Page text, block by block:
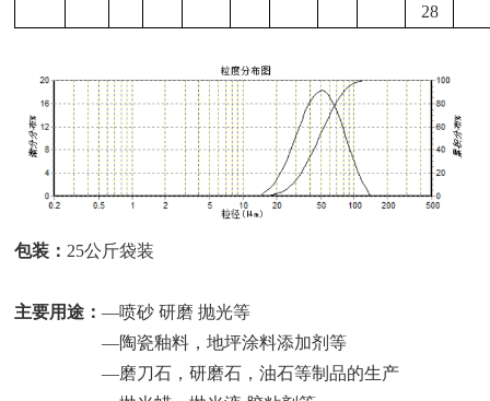
28
包装： 25公斤袋装
主要用途：—喷砂 研磨 抛光等
—陶瓷釉料，地坪涂料添加剂等
—磨刀石，研磨石，油石等制品的生产